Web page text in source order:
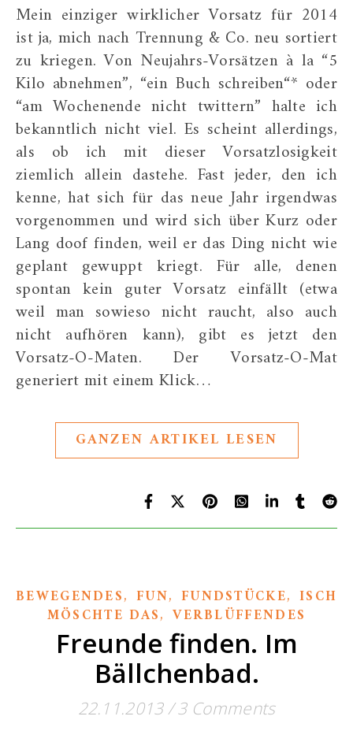
Mein einziger wirklicher Vorsatz für 2014
ist ja, mich nach Trennung & Co. neu sortiert
zu kriegen. Von Neujahrs-Vorsätzen à la “5
Kilo abnehmen”, “ein Buch schreiben“* oder
“am Wochenende nicht twittern” halte ich
bekanntlich nicht viel. Es scheint allerdings,
als ob ich mit dieser Vorsatzlosigkeit
ziemlich allein dastehe. Fast jeder, den ich
kenne, hat sich für das neue Jahr irgendwas
vorgenommen und wird sich über Kurz oder
Lang doof finden, weil er das Ding nicht wie
geplant gewuppt kriegt. Für alle, denen
spontan kein guter Vorsatz einfällt (etwa
weil man sowieso nicht raucht, also auch
nicht aufhören kann), gibt es jetzt den
Vorsatz-O-Maten. Der Vorsatz-O-Mat
generiert mit einem Klick…
GANZEN ARTIKEL LESEN
BEWEGENDES, FUN, FUNDSTÜCKE, ISCH
MÖSCHTE DAS,VERBLÜFFENDES
Freunde finden. Im
Bällchenbad.
22.11.2013/ 3 Comments